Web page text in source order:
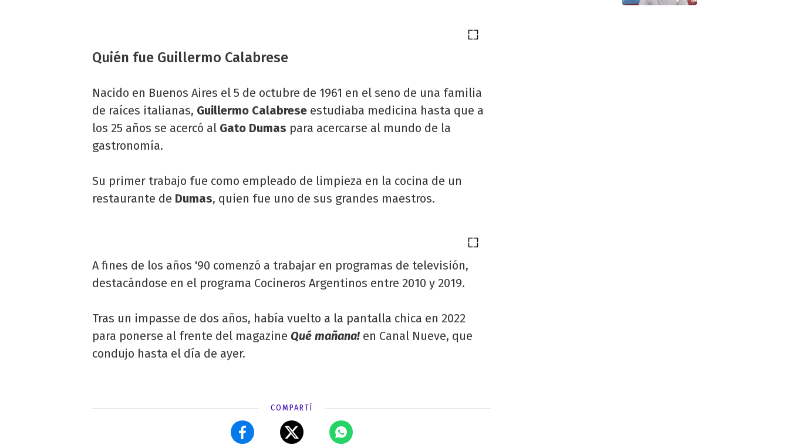
Quién fue Guillermo Calabrese
Nacido en Buenos Aires el 5 de octubre de 1961 en el seno de una familia
de raíces italianas, Guillermo Calabrese estudiaba medicina hasta que a
los 25 años se acercó al Gato Dumas para acercarse al mundo de la
gastronomía.
Su primer trabajo fue como empleado de limpieza en la cocina de un
restaurante de Dumas, quien fue uno de sus grandes maestros.
A fines de los años '90 comenzó a trabajar en programas de televisión,
destacándose en el programa Cocineros Argentinos entre 2010 y 2019.
Tras un impasse de dos años, había vuelto a la pantalla chica en 2022
para ponerse al frente del magazine Qué mañana! en Canal Nueve, que
condujo hasta el día de ayer.
COMPARTÍ